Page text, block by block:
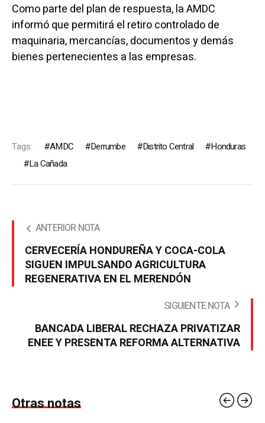
Como parte del plan de respuesta, la AMDC
informó que permitirá el retiro controlado de
maquinaria, mercancías, documentos y demás
bienes pertenecientes a las empresas.
Tags: AMDC Derrumbe Distrito Central
Honduras
La Cañada
ANTERIOR NOTA
CERVECERÍA HONDUREÑA Y COCA-COLA
SIGUEN IMPULSANDO AGRICULTURA
REGENERATIVA EN EL MERENDÓN
SIGUIENTE NOTA
BANCADA LIBERAL RECHAZA PRIVATIZAR
ENEE Y PRESENTA REFORMA ALTERNATIVA
Otras notas